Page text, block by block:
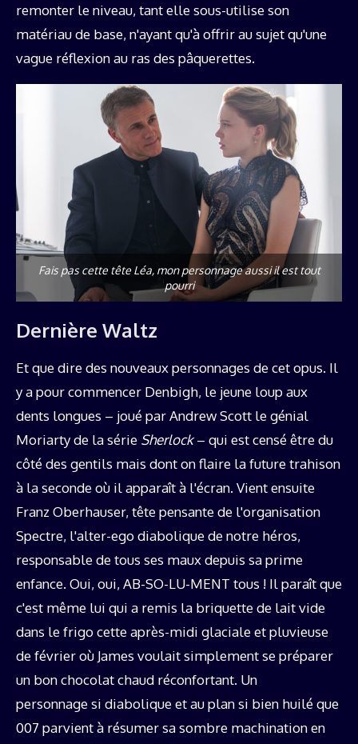
remonter le niveau, tant elle sous-utilise son
matériau de base, n'ayant qu'à offrir au sujet qu'une
vague réflexion au ras des pâquerettes.
Fais pas cette tête Léa, mon personnage aussi il est tout
pourri
Dernière Waltz
Et que dire des nouveaux personnages de cet opus. Il
y a pour commencer Denbigh, le jeune loup aux
dents longues – joué par Andrew Scott le génial
Moriarty de la série Sherlock– qui est censé être du
côté des gentils mais dont on flaire la future trahison
à la seconde où il apparaît à l'écran. Vient ensuite
Franz Oberhauser, tête pensante de l'organisation
Spectre, l'alter-ego diabolique de notre héros,
responsable de tous ses maux depuis sa prime
enfance. Oui, oui, AB-SO-LU-MENT tous ! Il paraît que
c'est même lui qui a remis la briquette de lait vide
dans le frigo cette après-midi glaciale et pluvieuse
de février où James voulait simplement se préparer
un bon chocolat chaud réconfortant. Un
personnage si diabolique et au plan si bien huilé que
007 parvient à résumer sa sombre machination en